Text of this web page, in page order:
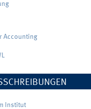
Accounting
Institut